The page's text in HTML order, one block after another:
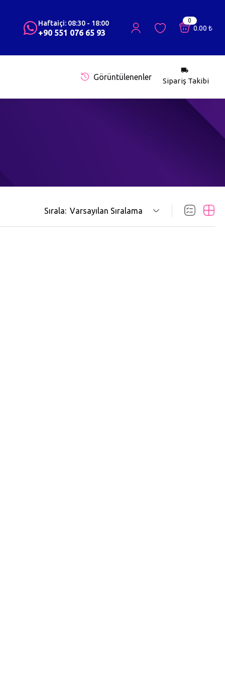
Haftaiçi: 08:30 - 18:00
+90 551 076 65 93
0
0.00₺
Görüntülenenler Sipariş Takibi
Sırala: Varsayılan Sıralama